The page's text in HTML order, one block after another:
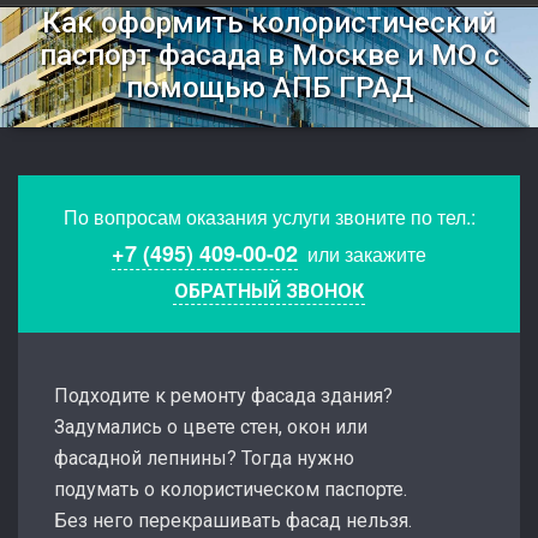
Как оформить колористический
паспорт фасада в Москве и МО с
помощью АПБ ГРАД
По вопросам оказания услуги звоните по тел.:
+7 (495) 409-00-02 или закажите
ОБРАТНЫЙ ЗВОНОК
Подходите к ремонту фасада здания?
Задумались о цвете стен, окон или
фасадной лепнины? Тогда нужно
подумать о колористическом паспорте.
Без него перекрашивать фасад нельзя.